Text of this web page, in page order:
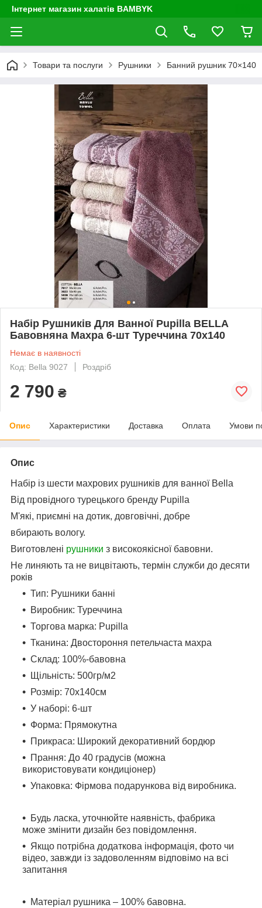
Інтернет магазин халатів BAMBYK
Товари та послуги Рушники Банний рушник 70×140
Набір Рушників Для Ванної Pupilla BELLA
Бавовняна Махра 6-шт Туреччина 70x140
Немає в наявності
Код: Bella 9027
Роздріб
2 790 ₴
Опис Характеристики Доставка Оплата Умови
Опис
Набір із шести махрових рушників для ванної Bella
Від провідного турецького бренду Pupilla
М'які, приємні на дотик, довговічні, добре
вбирають вологу.
Виготовлені рушники з високоякісної бавовни.
Не линяють та не вицвітають, термін служби до десяти
років
Тип: Рушники банні
Виробник: Туреччина
Торгова марка: Pupilla
Тканина: Двостороння петельчаста махра
Склад: 100%-бавовна
Щільність: 500гр/м2
Розмір: 70x140см
У наборі: 6-шт
Форма: Прямокутна
Прикраса: Широкий декоративний бордюр
Прання: До 40 градусів (можна
використовувати кондиціонер)
Упаковка: Фірмова подарункова від виробника.
Будь ласка, уточнюйте наявність, фабрика
може змінити дизайн без повідомлення.
Якщо потрібна додаткова інформація, фото чи
відео, завжди із задоволенням відповімо на всі
запитання
Матеріал рушника – 100% бавовна.